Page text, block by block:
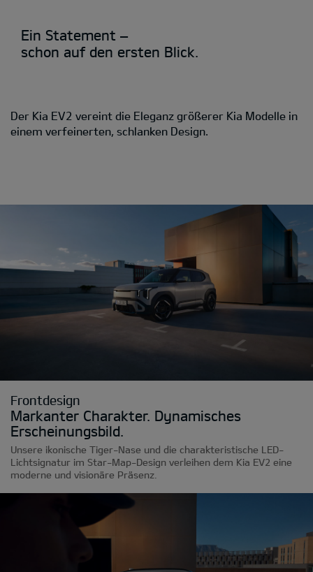
Ein Statement –
schon auf den ersten Blick.
Der Kia EV2 vereint die Eleganz größerer Kia Modelle in
einem verfeinerten, schlanken Design.
Frontdesign
Markanter Charakter. Dynamisches
Erscheinungsbild.
Unsere ikonische Tiger-Nase und die charakteristische LED-
Lichtsignatur im Star-Map-Design verleihen dem Kia EV2 eine
moderne und visionäre Präsenz.